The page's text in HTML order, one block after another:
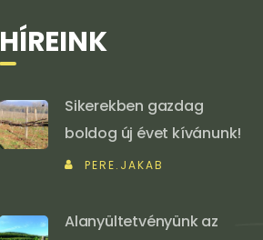
HÍREINK
Sikerekben gazdag
boldog új évet kívánunk!
PERE.JAKAB
Alanyültetvényünk az